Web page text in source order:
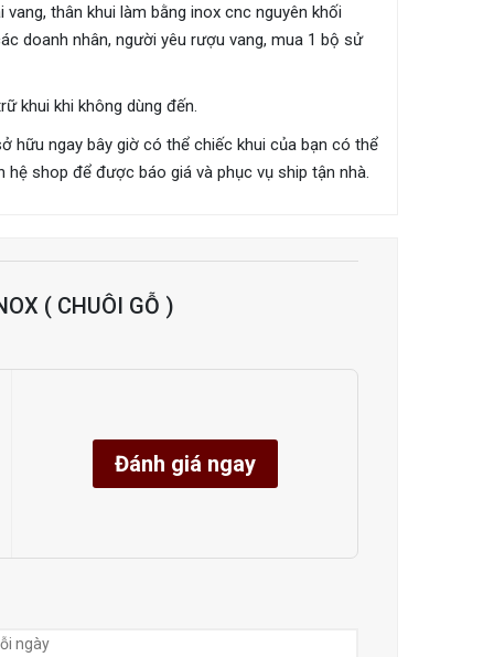
thân khui làm bằng inox cnc nguyên khối
doanh nhân, người yêu rượu vang, mua 1 bộ sử
khui khi không dùng đến.
hữu ngay bây giờ có thể chiếc khui của bạn có thể
shop để được báo giá và phục vụ ship tận nhà.
( CHUÔI GỖ )
Đánh giá ngay